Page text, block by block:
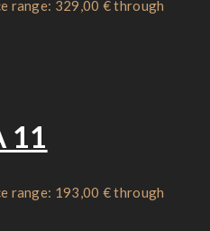
range: 329,00 € through
11
range: 193,00 € through